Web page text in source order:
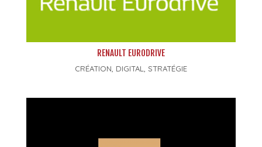
RENAULT EURODRIVE
CRÉATION, DIGITAL, STRATÉGIE